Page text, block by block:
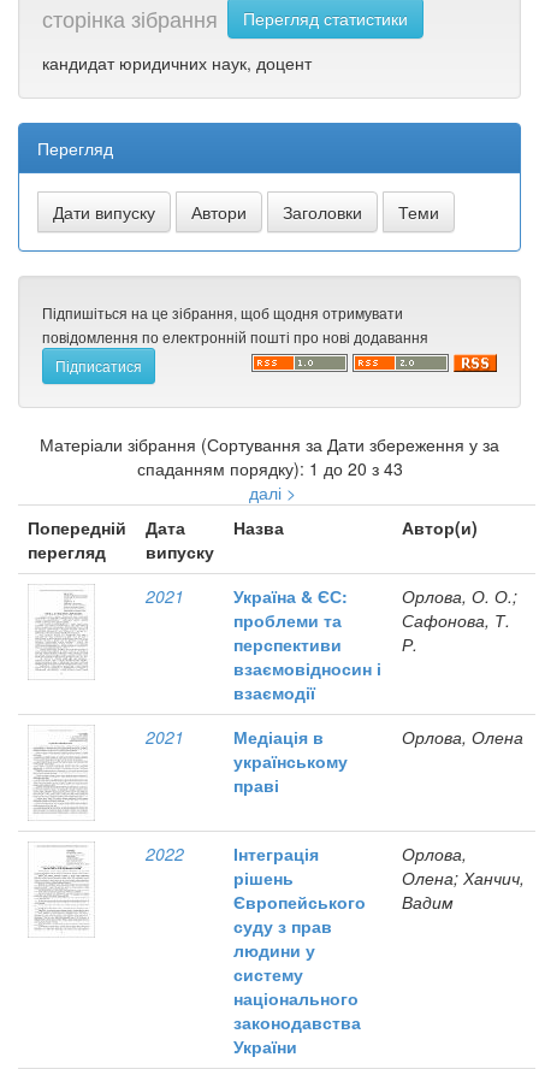
сторінка зібрання
Перегляд статистики
кандидат юридичних наук, доцент
Перегляд
Підпишіться на це зібрання, щоб щодня отримувати
повідомлення по електронній пошті про нові додавання
Матеріали зібрання (Сортування за Дати збереження у за
спаданням порядку): 1 до 20 з 43
далі >
Попередній
перегляд
Дата
випуску
Назва Автор(и)
2021
Україна & ЄС:
проблеми та
перспективи
взаємовідносин і
взаємодії
Орлова, О. О.;
Сафонова, Т.
Р.
2021
Медіація в
українському
праві
Орлова, Олена
2022
Інтеграція
рішень
Європейського
суду з прав
людини у
систему
національного
законодавства
України
Орлова,
Олена; Ханчич,
Вадим